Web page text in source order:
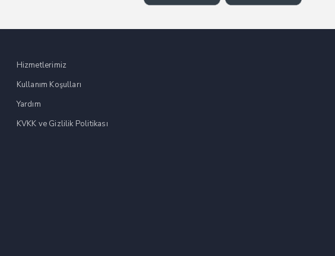
Hizmetlerimiz
Kullanım Koşulları
Yardım
KVKK ve Gizlilik Politikası